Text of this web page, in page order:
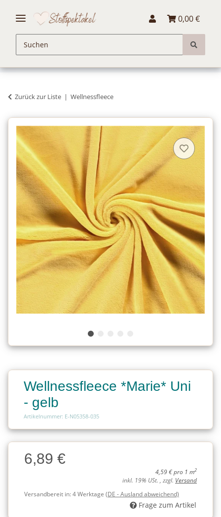
0,00 €
Zurück zur Liste Wellnessfleece
Wellnessfleece *Marie* Uni
- gelb
Artikelnummer: E-N05358-035
Charge
Charge6,89 €
4,59 € pro 1 m2
inkl. 19% USt. , zzgl. Versand
Versandbereit in:4 Werktage (DE - Ausland abweichend)
Frage zum Artikel